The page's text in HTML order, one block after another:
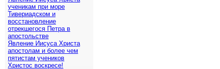
ученикам при море
Тивериадском и
восстановление
отрекшегося Петра в
апостольстве
Явление Иисуса Христа
апостолам и более чем
пятистам учеников
Христос воскресе!